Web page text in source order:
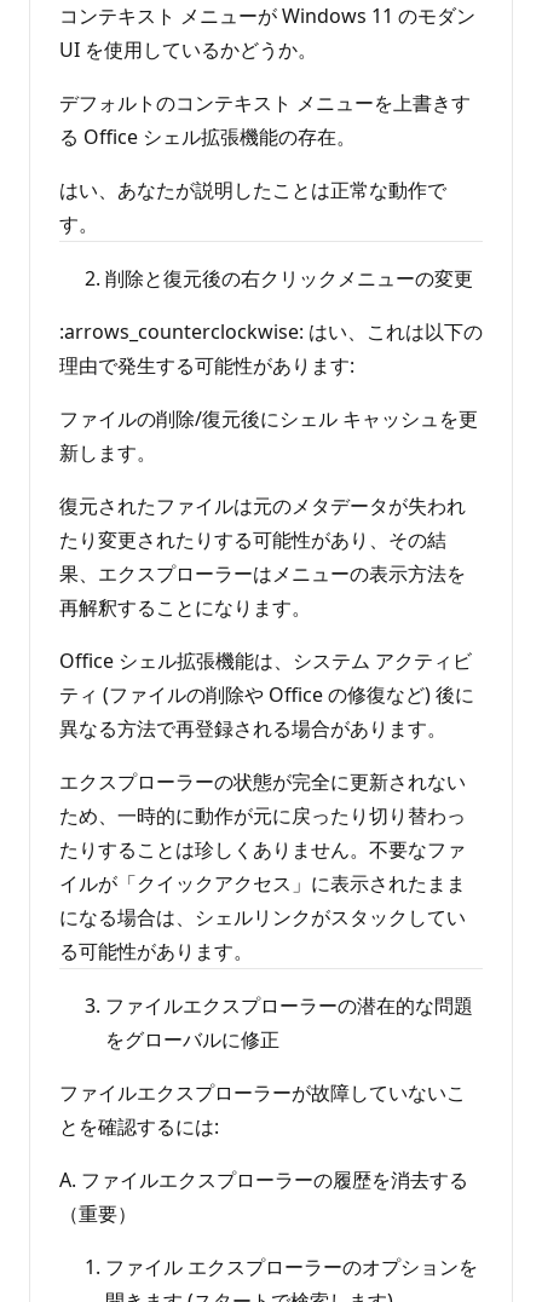
コンテキスト メニューが Windows 11 のモダン
UI を使用しているかどうか。
デフォルトのコンテキスト メニューを上書きす
る Office シェル拡張機能の存在。
はい、あなたが説明したことは正常な動作で
す。
削除と復元後の右クリックメニューの変更
:arrows_counterclockwise: はい、これは以下の
理由で発生する可能性があります:
ファイルの削除/復元後にシェル キャッシュを更
新します。
復元されたファイルは元のメタデータが失われ
たり変更されたりする可能性があり、その結
果、エクスプローラーはメニューの表示方法を
再解釈することになります。
Office シェル拡張機能は、システム アクティビ
ティ (ファイルの削除や Office の修復など) 後に
異なる方法で再登録される場合があります。
エクスプローラーの状態が完全に更新されない
ため、一時的に動作が元に戻ったり切り替わっ
たりすることは珍しくありません。不要なファ
イルが「クイックアクセス」に表示されたまま
になる場合は、シェルリンクがスタックしてい
る可能性があります。
ファイルエクスプローラーの潜在的な問題
をグローバルに修正
ファイルエクスプローラーが故障していないこ
とを確認するには:
A. ファイルエクスプローラーの履歴を消去する
（重要）
ファイル エクスプローラーのオプションを